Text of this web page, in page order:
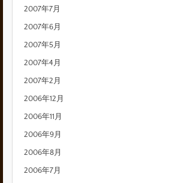
2007年7月
2007年6月
2007年5月
2007年4月
2007年2月
2006年12月
2006年11月
2006年9月
2006年8月
2006年7月